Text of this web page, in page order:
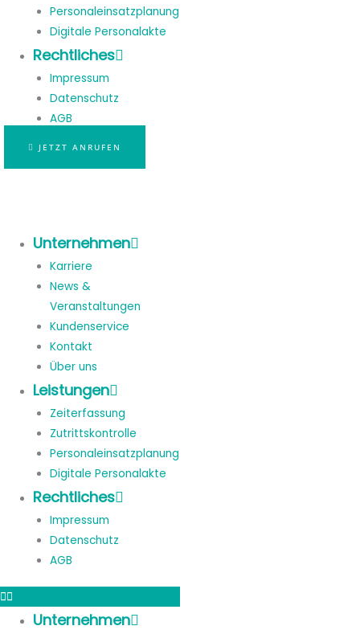
Personaleinsatzplanung
Digitale Personalakte
Rechtliches
Impressum
Datenschutz
AGB
JETZT ANRUFEN
Unternehmen
Karriere
News &
Veranstaltungen
Kundenservice
Kontakt
Über uns
Leistungen
Zeiterfassung
Zutrittskontrolle
Personaleinsatzplanung
Digitale Personalakte
Rechtliches
Impressum
Datenschutz
AGB
Unternehmen